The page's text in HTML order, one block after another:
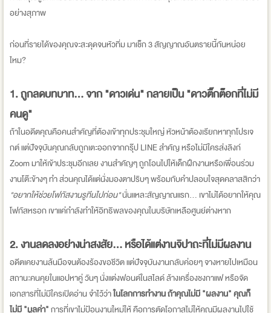
อย่างสุภาพ
ก่อนที่รายได้ของคุณจะสะดุดจนหัวทิ่ม มาเช็ก 3 สัญญาณอันตรายนี้กันหน่อย
ไหม?
1. ถูกลดบทบาท... จาก "ดาวเด่น" กลายเป็น "ดาวติ๊กต็อกที่ไม่มี
คนดู"
ถ้าในอดีตคุณคือคนสำคัญที่ต้องเข้าทุกประชุมใหญ่ หัวหน้าต้องเรียกหาทุกโปรเจ
กต์ แต่ปัจจุบันคุณกลับถูกเตะออกจากกรุ๊ป LINE สำคัญ หรือไม่มีใครส่งลิงก์
Zoom มาให้เข้าประชุมอีกเลย งานสำคัญๆ ถูกโอนไปให้เด็กฝึกงานหรือเพื่อนร่วม
งานโต๊ะข้างๆ ทำ ส่วนคุณได้แต่นั่งมองตาปริบๆ พร้อมกับคำปลอบใจสุดคลาสสิกว่า
"อยากให้ช่วยโฟกัสงานรูทีนไปก่อน"นั่นแหละสัญญาณแรก... เขาไม่ได้อยากให้คุณ
โฟกัสหรอก เขาแค่กำลังทำให้อิทธิพลของคุณในบริษัทเหลือศูนย์ต่างหาก
2. งานลดลงอย่างน่าสงสัย... หรือได้แต่งานจิปาถะที่ไม่มีผลงาน
อดีตเคยงานล้นมือจนต้องร้องขอชีวิต แต่ปัจจุบันงานกลับค่อยๆ จางหายไปเหมือน
สถานะคนคุยในแอปหาคู่ วันๆ นั่งแต่งฟอนต์ในสไลด์ ล้างเครื่องชงกาแฟ หรือจัด
เอกสารที่ไม่มีใครเปิดอ่าน จำไว้ว่าในโลกการทำงาน ถ้าคุณไม่มี "ผลงาน" คุณก็
ไม่มี "มูลค่า"การที่เขาไม่ป้อนงานใหม่ให้ คือการตัดโอกาสไม่ให้คุณมีผลงานไปใช้